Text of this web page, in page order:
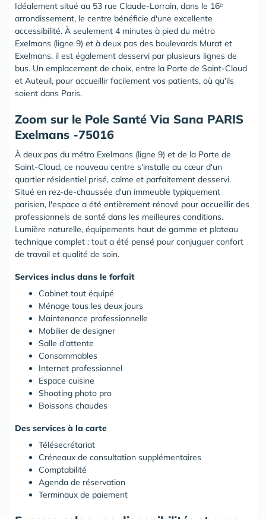
Idéalement situé au 53 rue Claude-Lorrain, dans le 16ᵉ
arrondissement, le centre bénéficie d'une excellente
accessibilité. À seulement 4 minutes à pied du métro
Exelmans (ligne 9) et à deux pas des boulevards Murat et
Exelmans, il est également desservi par plusieurs lignes de
bus. Un emplacement de choix, entre la Porte de Saint-Cloud
et Auteuil, pour accueillir facilement vos patients, où qu'ils
soient dans Paris.
‍Zoom sur le Pole Santé Via Sana PARIS
Exelmans -75016
À deux pas du métro Exelmans (ligne 9) et de la Porte de
Saint-Cloud, ce nouveau centre s'installe au cœur d'un
quartier résidentiel prisé, calme et parfaitement desservi.
Situé en rez-de-chaussée d'un immeuble typiquement
parisien, l'espace a été entièrement rénové pour accueillir des
professionnels de santé dans les meilleures conditions.
Lumière naturelle, équipements haut de gamme et plateau
technique complet : tout a été pensé pour conjuguer confort
de travail et qualité de soin.
Services inclus dans le forfait
Cabinet tout équipé
Ménage tous les deux jours
Maintenance professionnelle
Mobilier de designer
Salle d'attente
Consommables
Internet professionnel
Espace cuisine
Shooting photo pro
Boissons chaudes
Des services à la carte
Télésecrétariat
Créneaux de consultation supplémentaires
Comptabilité
Agenda de réservation
Terminaux de paiement